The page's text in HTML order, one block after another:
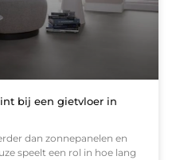
bij een gietvloer in
dan zonnepanelen en
speelt een rol in hoe lang